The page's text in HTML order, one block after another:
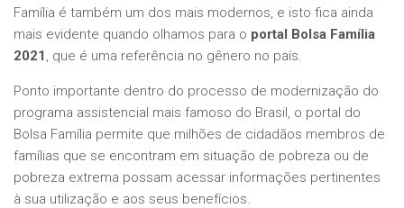
Família é também um dos mais modernos, e isto fica ainda
mais evidente quando olhamos para o portal Bolsa Família
2021 , que é uma referência no gênero no país.
Ponto importante dentro do processo de modernização do
programa assistencial mais famoso do Brasil, o portal do
Bolsa Família permite que milhões de cidadãos membros de
famílias que se encontram em situação de pobreza ou de
pobreza extrema possam acessar informações pertinentes
à sua utilização e aos seus benefícios.